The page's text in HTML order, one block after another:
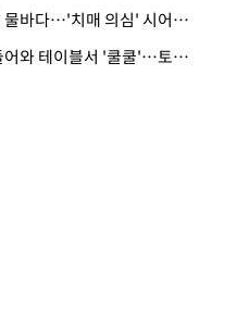
· 냄비 태우고 욕실 물바다…'치매 의심' 시어머니 검사 권유했다가 '날벼락'
· 새벽 식당 몰래 들어와 테이블서 '쿨쿨'…토사물 남기고 사라진 남성